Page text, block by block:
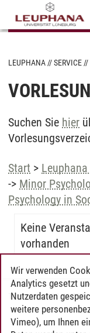
LEUPHANA SERVICE
Suchen Sie hier
Start >
-> Minor
Psychology in
Keine
vorhanden
Timo Leder/30.06.2024
Wir verwenden
Analytics gesetzt
Nutzerdaten
weitere
Vimeo), um Ihnen